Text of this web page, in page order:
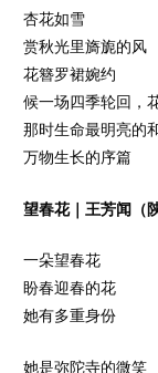
杏花如雪
赏秋光里旖旎的风
花簪罗裙婉约
候一场四季轮回，
那时生命最明亮的
万物生长的序篇
望春花｜王芳闻（
一朵望春花
盼春迎春的花
她有多重身份
她是弥陀寺的微笑